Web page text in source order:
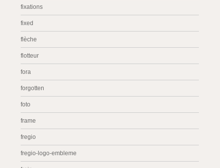
fixations
fixed
flèche
flotteur
fora
forgotten
foto
frame
fregio
fregio-logo-embleme